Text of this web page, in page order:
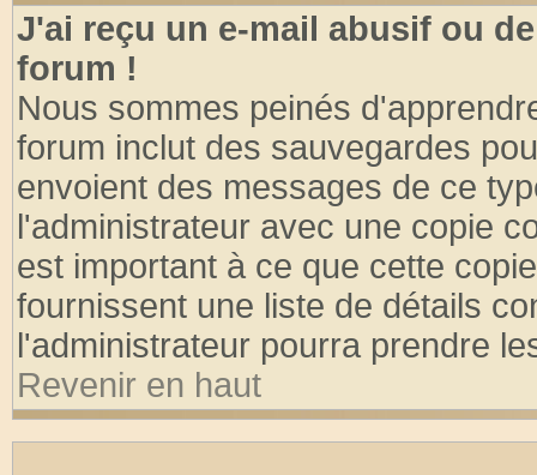
J'ai reçu un e-mail abusif ou
forum !
Nous sommes peinés
forum inclut des sauvegardes
envoient des messages de ce
l'administrateur avec une copie
est important à ce que cette
fournissent une liste de détails
l'administrateur pourra prendre
Revenir en haut